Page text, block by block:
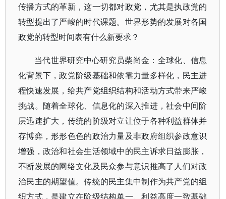
传播方式的革新，这一切都对政党，尤其是执政党的
转型提出了严峻的时代课题。世界形势的发展对各国
政党的转型时间表有什么新要求？
当代世界研究中心研究员柴尚金：全球化、信息
化背景下，政党阶级基础和依靠力量多样化，民主进
程快速发展，给共产党组织结构和活动方式带来严峻
挑战。随着全球化、信息化的深入推进，社会中间阶
层迅速扩大，传统的阶级对立让位于各种利益群体并
存博弈，形形色色的政治力量及非政府组织参政意识
增强，政治和社会生活领域中的民主诉求日益膨胀，
不断发展的网络文化及民众参与意识推高了人们对政
治民主的期望值。传统的民主集中制作为共产党的组
织方式，是建立在阶级结构单一、利益高度一致基础